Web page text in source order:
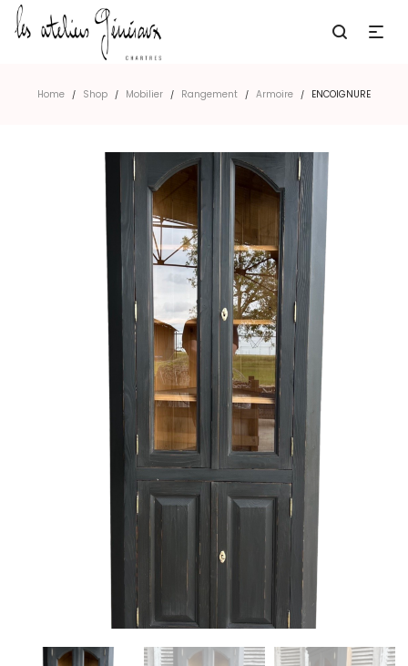
Home / Shop / Mobilier / Rangement / Armoire / ENCOIGNURE